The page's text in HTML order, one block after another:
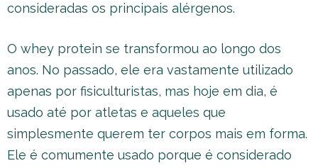
consideradas os principais alérgenos.
O whey protein se transformou ao longo dos
anos. No passado, ele era vastamente utilizado
apenas por fisiculturistas, mas hoje em dia, é
usado até por atletas e aqueles que
simplesmente querem ter corpos mais em forma.
Ele é comumente usado porque é considerado